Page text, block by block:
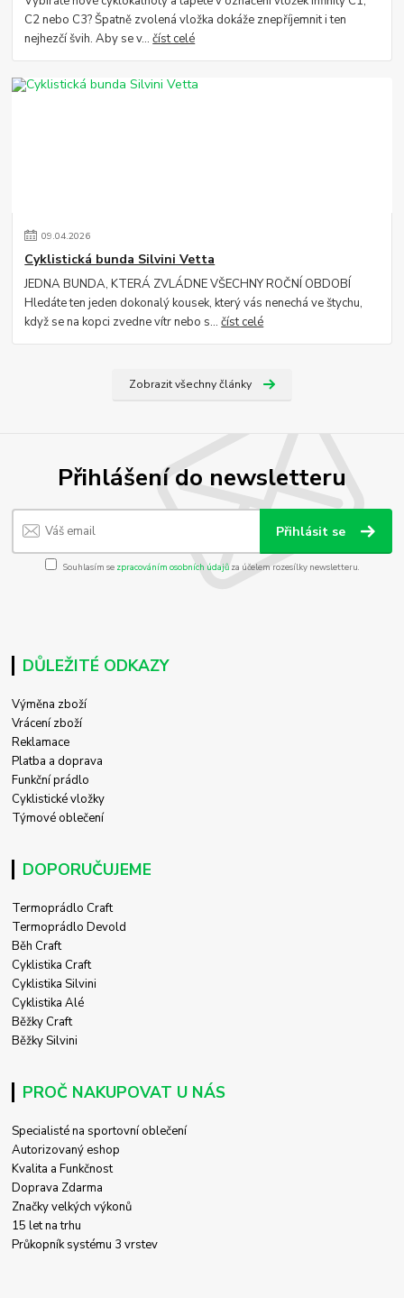
C2 nebo C3? Špatně zvolená vložka dokáže znepříjemnit i ten
nejhezčí švih. Aby se v...číst celé
09.04.2026
Cyklistická bunda Silvini Vetta
JEDNA BUNDA, KTERÁ ZVLÁDNE VŠECHNY ROČNÍ OBDOBÍ
Hledáte ten jeden dokonalý kousek, který vás nenechá ve štychu,
když se na kopci zvedne vítr nebo s...číst celé
Zobrazit všechny články
Přihlášení do newsletteru
Přihlásit se
Souhlasím se zpracováním osobních údajůza účelem rozesílky newsletteru.
DŮLEŽITÉ ODKAZY
Výměna zboží
Vrácení zboží
Reklamace
Platba a doprava
Funkční prádlo
Cyklistické vložky
Týmové oblečení
DOPORUČUJEME
Termoprádlo Craft
Termoprádlo Devold
Běh Craft
Cyklistika Craft
Cyklistika Silvini
Cyklistika Alé
Běžky Craft
Běžky Silvini
PROČ NAKUPOVAT U NÁS
Specialisté na sportovní oblečení
Autorizovaný eshop
Kvalita a Funkčnost
Doprava Zdarma
Značky velkých výkonů
15 let na trhu
Průkopník systému 3 vrstev